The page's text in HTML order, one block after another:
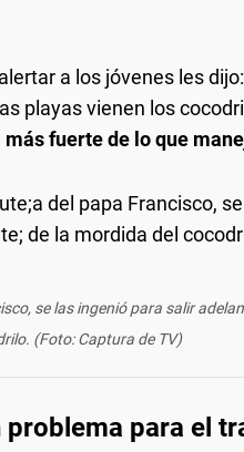
a los jóvenes les
playas vienen los
fuerte de lo que
se las ingenió para salir
(Foto: Captura de TV)
para el